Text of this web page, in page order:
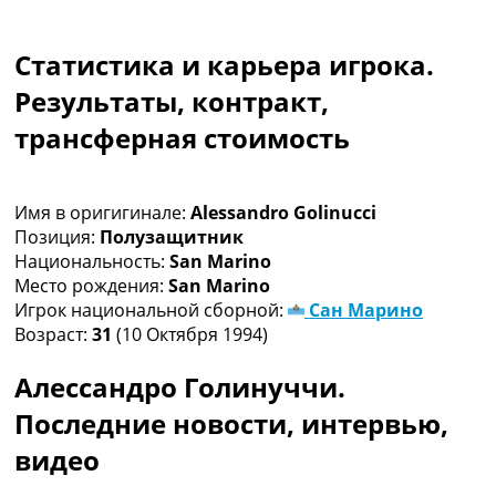
Чемпионат Мира
Украина. Премьер-Лига
Украина. Первая Лига
Лига Чемпионов
Другие Турниры >>>
Таблицы
Таблицы групп Чемпионата Мира
Украина. Премьер-Лига
Украина. Первая Лига
Лига Чемпионов. Таблицы групп
Испания. Ла Лига
Все таблицы >>>
Рейтинги
Рейтинг стран УЕФА
Статистика и карьера игрока.
Результаты, контракт,
трансферная стоимость
Имя в оригигинале: Alessandro Golinucci
Позиция: Полузащитник
Национальность: San Marino
Место рождения: San Marino
Игрок национальной сборной:
Сан Марино
Возраст: 31 (10 Октября 1994)
Алессандро Голинуччи.
Последние новости, интервью,
видео